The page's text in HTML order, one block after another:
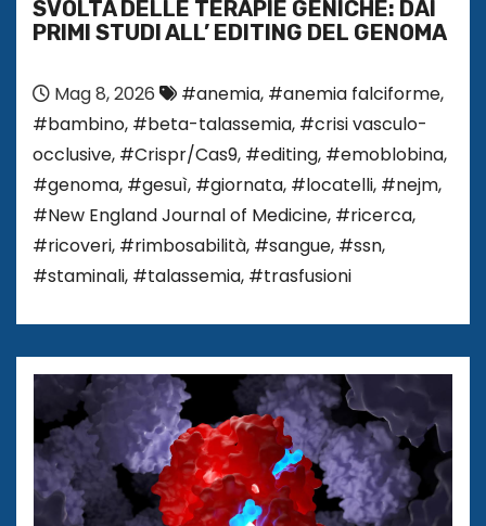
SVOLTA DELLE TERAPIE GENICHE: DAI
PRIMI STUDI ALL’ EDITING DEL GENOMA
Mag 8, 2026 #anemia, #anemia falciforme,
#bambino, #beta-talassemia, #crisi vasculo-
occlusive, #Crispr/Cas9, #editing, #emoblobina,
#genoma, #gesuì, #giornata, #locatelli, #nejm,
#New England Journal of Medicine, #ricerca,
#ricoveri, #rimbosabilità, #sangue, #ssn,
#staminali, #talassemia, #trasfusioni